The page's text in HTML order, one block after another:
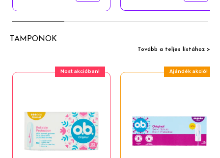
TAMPONOK
Tovább a teljes listához >
Most akcióban! Ajándék akció!